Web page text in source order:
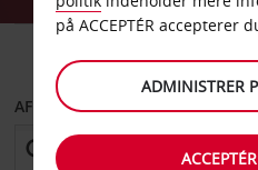
AFHENT FRA
på ACCEPTÉR accepterer
ADMINISTRER